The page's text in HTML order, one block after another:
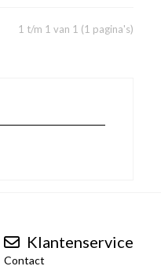
1 t/m 1 van 1 (1 pagina's)
Klantenservice
Contact